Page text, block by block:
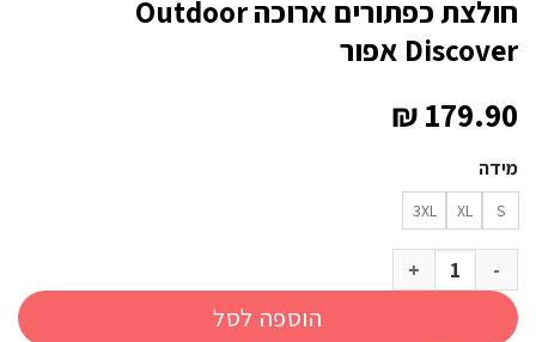
חולצת כפתורים ארוכה Outdoor
Discover אפור
₪179.90
מידה
S
XL
3XL
כמות של חולצת כפתורים ארוכה Outdoor Discover אפור
הוספה לסל